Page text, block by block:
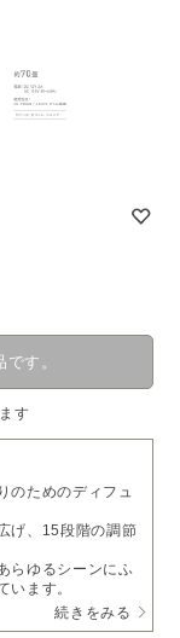
す。
す
のためのディフュ
げ、15段階の調節
らゆるシーンにふ
います。
続きをみる